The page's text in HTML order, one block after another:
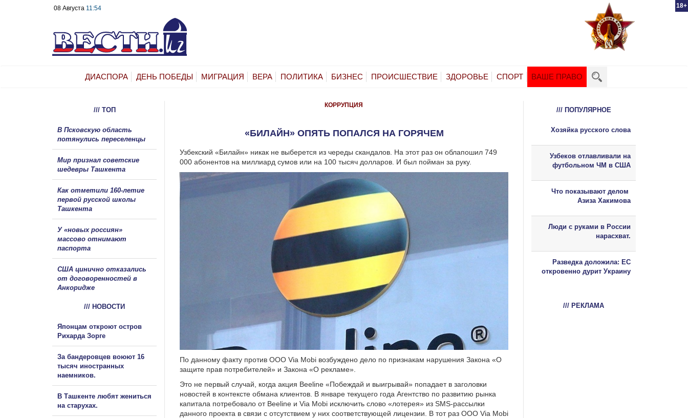
18+
08 Августа 11:54
ДИАСПОРА ДЕНЬ ПОБЕДЫ МИГРАЦИЯ ВЕРА ПОЛИТИКА БИЗНЕС ПРОИСШЕСТВИЕ ЗДОРОВЬЕ СПОРТ ВАШЕ ПРАВО
КОРРУПЦИЯ
«БИЛАЙН» ОПЯТЬ ПОПАЛСЯ НА ГОРЯЧЕМ
Узбекский «Билайн» никак не выберется из череды скандалов. На этот раз он облапошил 749
000 абонентов на миллиард сумов или на 100 тысяч долларов. И был пойман за руку.
По данному факту против ООО Via Mobi возбуждено дело по признакам нарушения Закона «О
защите прав потребителей» и Закона «О рекламе».
Это не первый случай, когда акция Beeline «Побеждай и выигрывай» попадает в заголовки
новостей в контексте обмана клиентов. В январе текущего года Агентство по развитию рынка
капитала потребовало от Beeline и Via Mobi исключить слово «лотерея» из SMS-рассылки
данного проекта в связи с отсутствием у них соответствующей лицензии. В тот раз ООО Via Mobi
/// ТОП
В Псковскую область
потянулись переселенцы
Мир признал советские
шедевры Ташкента
Как отметили 160-летие
первой русской школы
Ташкента
У «новых россиян»
массово отнимают
паспорта
США цинично отказались
от договоренностей в
Анкоридже
/// НОВОСТИ
Японцам откроют остров
Рихарда Зорге
За бандеровцев воюют 16
тысяч иностранных
наемников.
В Ташкенте любят жениться
на старухах.
/// ПОПУЛЯРНОЕ
Хозяйка русского слова
Узбеков отлавливали на
футбольном ЧМ в США
Что показывают делом
Азиза Хакимова
Люди с руками в России
нарасхват.
Разведка доложила: ЕС
откровенно дурит Украину
/// РЕКЛАМА